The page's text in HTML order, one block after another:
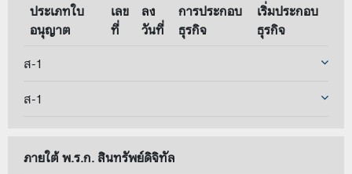
ประเภทใบ
อนุญาต
เลข
ที่
ลง
วันที่
การประกอบ
ธุรกิจ
เริ่มประกอบ
ธุรกิจ
ส-1
ส-1
ภายใต้ พ.ร.ก. สินทรัพย์ดิจิทัล